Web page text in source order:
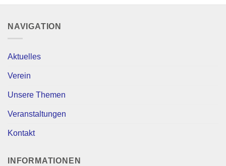
NAVIGATION
Aktuelles
Verein
Unsere Themen
Veranstaltungen
Kontakt
INFORMATIONEN